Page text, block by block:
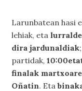
Larunbatean hasi
lehiak, eta
dira jardunaldiak;
partidak,
finalak
Oñatin. Eta